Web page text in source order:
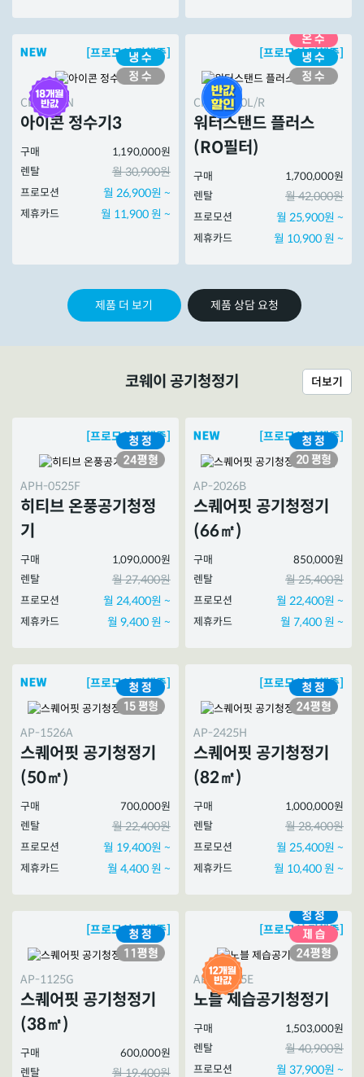
[프로모션 진행중]
CP-7220N
아이콘 정수기3
구매
1,190,000원
렌탈
월 30,900원
프로모션 월 26,900원 ~
제휴카드 월 11,900 원 ~
[프로모션 진행중]
CHP-5730L/R
워터스탠드 플러스
(RO필터)
구매
1,700,000원
렌탈
월 42,000원
프로모션 월 25,900원 ~
제휴카드 월 10,900 원 ~
제품 더 보기 제품 상담 요청
코웨이 공기청정기 더보기
[프로모션 진행중]
APH-0525F
히티브 온풍공기청정
기
구매
1,090,000원
렌탈
월 27,400원
프로모션 월 24,400원 ~
제휴카드 월 9,400 원 ~
[프로모션 진행중]
AP-2026B
스퀘어핏 공기청정기
(66㎡)
구매
850,000원
렌탈
월 25,400원
프로모션 월 22,400원 ~
제휴카드 월 7,400 원 ~
[프로모션 진행중]
AP-1526A
스퀘어핏 공기청정기
(50㎡)
구매
700,000원
렌탈
월 22,400원
프로모션 월 19,400원 ~
제휴카드 월 4,400 원 ~
[프로모션 진행중]
AP-2425H
스퀘어핏 공기청정기
(82㎡)
구매
1,000,000원
렌탈
월 28,400원
프로모션 월 25,400원 ~
제휴카드 월 10,400 원 ~
[프로모션 진행중]
AP-1125G
스퀘어핏 공기청정기
(38㎡)
구매
600,000원
렌탈
월 19,400원
[프로모션 진행중]
APD-1025E
노블 제습공기청정기
구매
1,503,000원
렌탈
월 40,900원
프로모션 월 37,900원 ~